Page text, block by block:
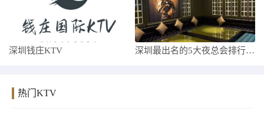
深圳钱庄KTV 深圳最出名的5大夜总会排行榜，看完这篇文
热门KTV